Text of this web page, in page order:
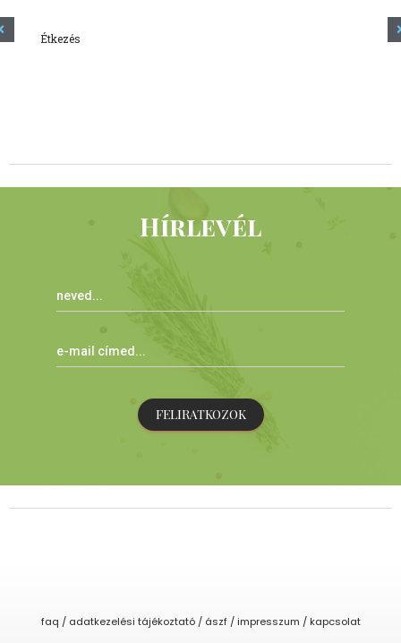
Étkezés
Hírlevél
FELIRATKOZOK
faq / adatkezelési tájékoztató / ászf / impresszum / kapcsolat